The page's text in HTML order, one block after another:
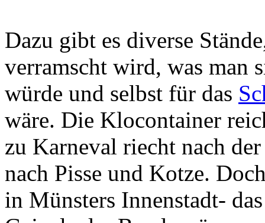
Dazu gibt es diverse
verramscht wird, was man
würde und selbst für das
wäre. Die Klocontainer
zu Karneval riecht nach
nach Pisse und Kotze.
in Münsters Innenstadt-